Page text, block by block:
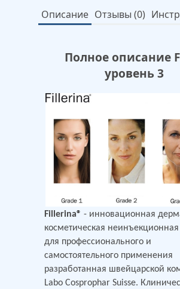
Описание Отзывы (0)
Полное описание
уровень 3
Fillerina® - инновационная
косметическая
для профессионального и
самостоятельного применения
разработанная швейцарской
Labo Cosprophar Suisse.